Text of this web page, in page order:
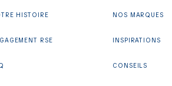
HISTOIRE
RSE
NOS MARQUES
INSPIRATIONS
CONSEILS